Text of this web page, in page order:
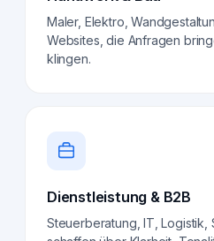
Maler, Elektro,
Websites, die Anfragen
klingen.
Dienstleistung & B2B
Steuerberatung, IT, Logistik,